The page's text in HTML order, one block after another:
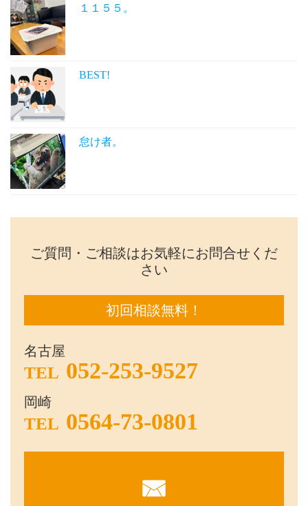
１１５５。
BEST!
怠け者。
ご質問・ご相談はお気軽にお問合せくだ
さい
初回相談無料！
名古屋
TEL 052-253-9527
岡崎
TEL 0564-73-0801